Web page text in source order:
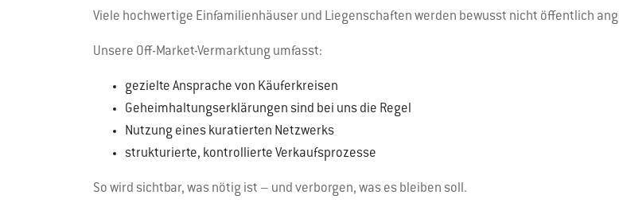
Viele hochwertige Einfamilienhäuser und Liegenschaften werden bewusst nicht öffentlich
Unsere Off-Market-Vermarktung umfasst:
gezielte Ansprache von Käuferkreisen
Geheimhaltungserklärungen sind bei uns die Regel
Nutzung eines kuratierten Netzwerks
strukturierte, kontrollierte Verkaufsprozesse
So wird sichtbar, was nötig ist – und verborgen, was es bleiben soll.